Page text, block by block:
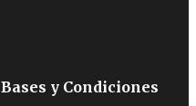
Bases y Condiciones